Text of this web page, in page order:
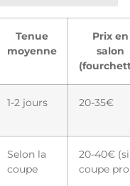
Tenue
moyenne
Prix en
salon
1-2 jours 20-35€
Selon la
coupe
20-40€ (si
coupe